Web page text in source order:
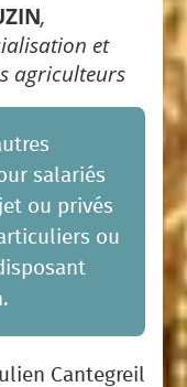
,
et
agriculteurs
salariés
ou privés
ou
Cantegreil